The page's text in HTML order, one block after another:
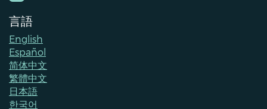
言語
English
Español
简体中文
繁體中文
日本語
한국어